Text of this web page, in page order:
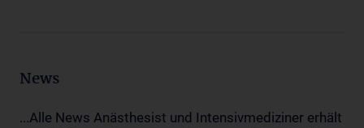
News
...Alle News Anästhesist und Intensivmediziner erhält